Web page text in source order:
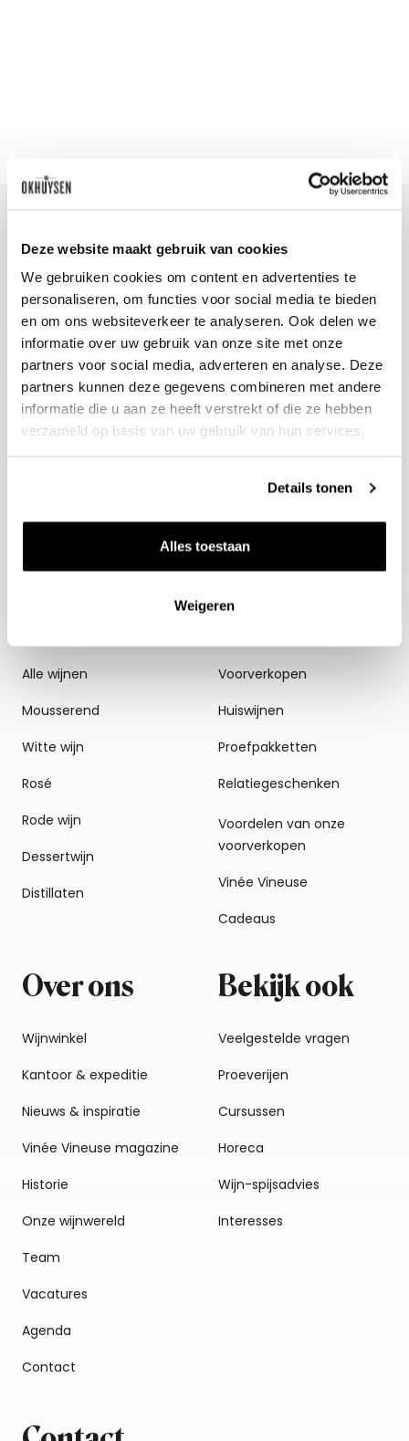
Deze website maakt gebruik van cookies
We gebruiken cookies om content en advertenties te
personaliseren, om functies voor social media te bieden
en om ons websiteverkeer te analyseren. Ook delen we
informatie over uw gebruik van onze site met onze
partners voor social media, adverteren en analyse. Deze
partners kunnen deze gegevens combineren met andere
informatie die u aan ze heeft verstrekt of die ze hebben
verzameld op basis van uw gebruik van hun services.
Details tonen
Alles toestaan
Weigeren
Blijf op de hoogte
Ontvang het laatste wijnnieuws, proeverijen en
evenementen
E-mailadres
Aanmelden
Alle wijnen
Mousserend
Witte wijn
Rosé
Rode wijn
Dessertwijn
Distillaten
Thema's
Voorverkopen
Huiswijnen
Proefpakketten
Relatiegeschenken
Voordelen van onze
voorverkopen
Vinée Vineuse
Cadeaus
Over ons
Wijnwinkel
Kantoor & expeditie
Nieuws & inspiratie
Vinée Vineuse magazine
Historie
Onze wijnwereld
Team
Vacatures
Agenda
Contact
Bekijk ook
Veelgestelde vragen
Proeverijen
Cursussen
Horeca
Wijn-spijsadvies
Interesses